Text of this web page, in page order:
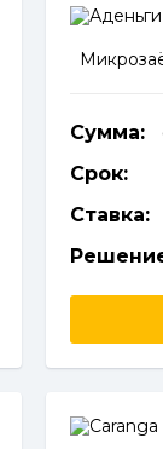
Сумма:
Срок:
Ставка: